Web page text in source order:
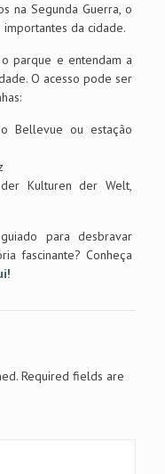
na Segunda Guerra, o
da cidade.
parque e entendam a
O acesso pode ser
Bellevue ou estação
Kulturen der Welt,
para desbravar
fascinante? Conheça
Required fields are